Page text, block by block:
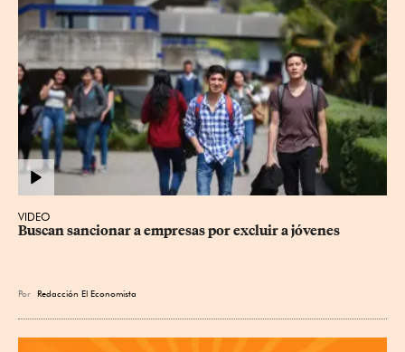
VIDEO
Buscan sancionar a empresas por excluir a jóvenes
Por Redacción El Economista